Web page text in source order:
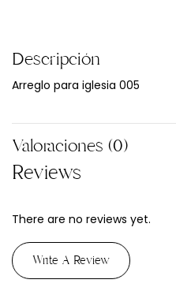
Descripción
Arreglo para iglesia 005
Valoraciones (0)
Reviews
There are no reviews yet.
Write A Review